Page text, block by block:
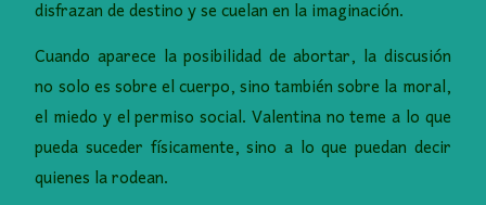
disfrazan de destino y se cuelan en la imaginación.
Cuando aparece la posibilidad de abortar, la discusión
no solo es sobre el cuerpo, sino también sobre la moral,
el miedo y el permiso social. Valentina no teme a lo que
pueda suceder físicamente, sino a lo que puedan decir
quienes la rodean.